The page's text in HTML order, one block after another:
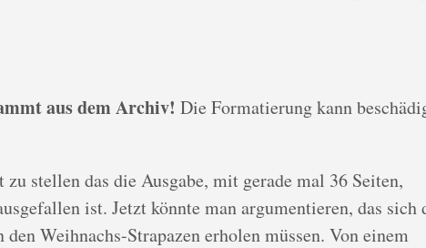
aus dem Archiv! Die Formatierung kann
stellen das die Ausgabe, mit gerade mal 36 Seiten,
ist. Jetzt könnte man argumentieren, das sich
den Weihnachs-Strapazen erholen müssen. Von einem